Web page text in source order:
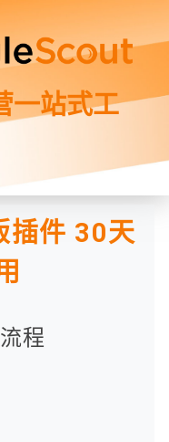
一站式工
插件 30天
程